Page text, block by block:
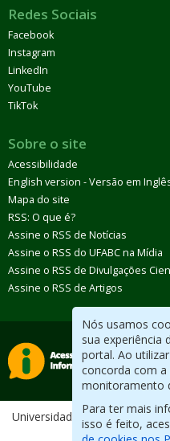
Nós usamos
sua experiência
portal. Ao
concorda com a
monitoramento
Para ter mais
isso é feito,
Redes Sociais
Facebook
Instagram
LinkedIn
YouTube
TikTok
Sobre o site
Acessibilidade
English version - Versão em
Mapa do site
RSS: O que é?
Assine o RSS de Notícias
Assine o RSS do UFABC na Mídia
Assine o RSS de Divulgações
Assine o RSS de Artigos
Universidade Federal do
aberto.